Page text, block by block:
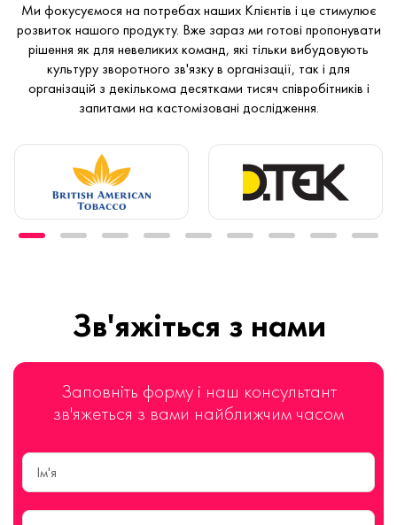
Ми фокусуємося на потребах наших Клієнтів і це стимулює
розвиток нашого продукту. Вже зараз ми готові пропонувати
рішення як для невеликих команд, які тільки вибудовують
культуру зворотного зв'язку в організації, так і для
організацій з декількома десятками тисяч співробітників і
запитами на кастомізовані дослідження.
Зв'яжіться з нами
Заповніть форму і наш консультант
зв'яжеться з вами найближчим часом